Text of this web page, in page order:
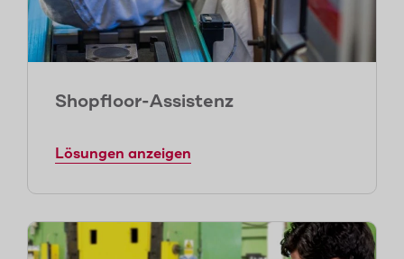
Shopfloor-Assistenz
Lösungen anzeigen